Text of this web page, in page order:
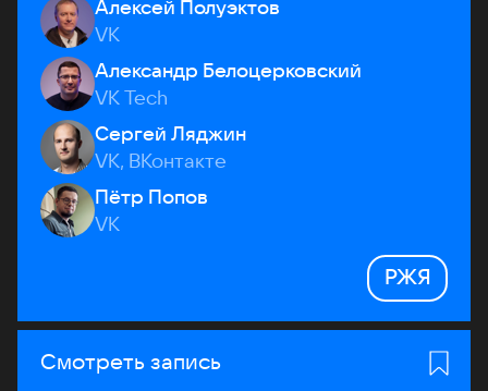
Алексей Полуэктов
VK
Александр Белоцерковский
VK Tech
Сергей Ляджин
VK, ВКонтакте
Пётр Попов
VK
РЖЯ
Смотреть запись